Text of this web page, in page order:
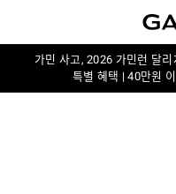
가민 사고, 2026 가민런 달
특별 혜택 | 40만원